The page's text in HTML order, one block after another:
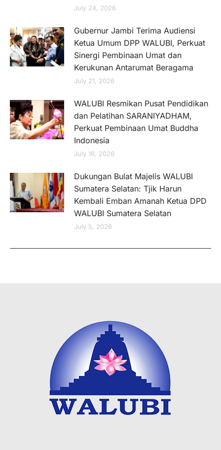
July 24, 2026
Gubernur Jambi Terima Audiensi
Ketua Umum DPP WALUBI, Perkuat
Sinergi Pembinaan Umat dan
Kerukunan Antarumat Beragama
July 21, 2026
WALUBI Resmikan Pusat Pendidikan
dan Pelatihan SARANIYADHAM,
Perkuat Pembinaan Umat Buddha
Indonesia
July 16, 2026
Dukungan Bulat Majelis WALUBI
Sumatera Selatan: Tjik Harun
Kembali Emban Amanah Ketua DPD
WALUBI Sumatera Selatan
July 5, 2026